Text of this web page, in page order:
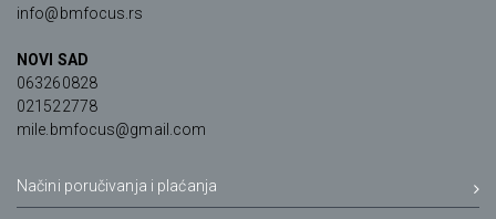
info@bmfocus.rs
NOVI SAD
063260828
021522778
mile.bmfocus@gmail.com
Načini poručivanja i plaćanja